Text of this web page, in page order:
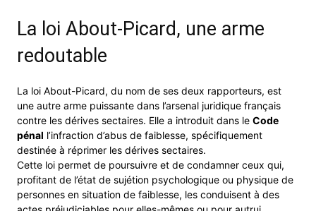
La loi About-Picard, une arme
redoutable
La loi About-Picard, du nom de ses deux rapporteurs, est
une autre arme puissante dans l’arsenal juridique français
contre les dérives sectaires. Elle a introduit dans le Code
pénal l’infraction d’abus de faiblesse, spécifiquement
destinée à réprimer les dérives sectaires.
Cette loi permet de poursuivre et de condamner ceux qui,
profitant de l’état de sujétion psychologique ou physique de
personnes en situation de faiblesse, les conduisent à des